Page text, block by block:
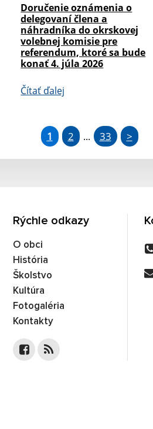
Doručenie oznámenia o
delegovaní člena a
náhradníka do okrskovej
volebnej komisie pre
referendum, ktoré sa bude
konať 4. júla 2026
Čítať ďalej
1 2 ... 33 >
Rýchle odkazy
O obci
História
Školstvo
Kultúra
Fotogaléria
Kontakty